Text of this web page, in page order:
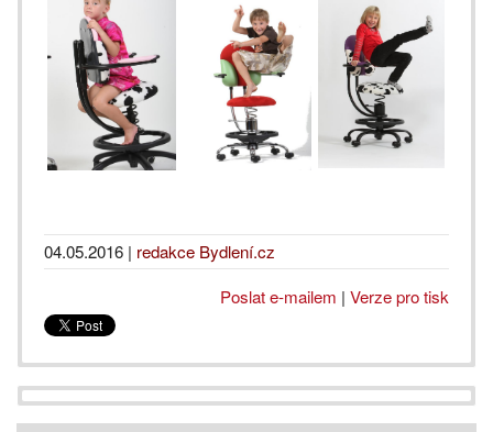
04.05.2016 | redakce Bydlení.cz
Poslat e-mailem | Verze pro tisk